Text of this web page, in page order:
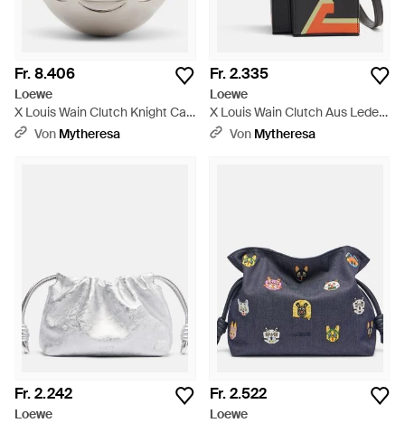
Fr. 8.406
Loewe
X Louis Wain Clutch Knight Cat
Mit Leder - Grün
Von Mytheresa
Fr. 2.335
Loewe
X Louis Wain Clutch Aus Leder
- Schwarz
Von Mytheresa
Fr. 2.242
Loewe
Fr. 2.522
Loewe